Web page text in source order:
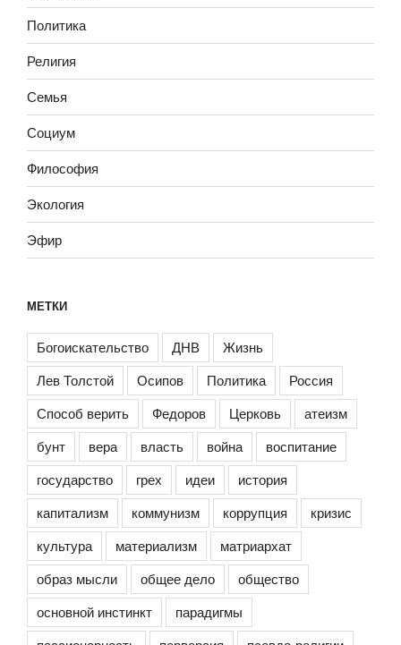
Политика
Религия
Семья
Социум
Философия
Экология
Эфир
МЕТКИ
Богоискательство ДНВ
Жизнь
Лев Толстой
Осипов Политика
Россия
Способ верить
Федоров Церковь
атеизм
бунт
вера власть война
воспитание
государство
грех идеи
история
капитализм
коммунизм коррупция
кризис
культура
материализм
матриархат
образ мысли
общее дело
общество
основной инстинкт
парадигмы